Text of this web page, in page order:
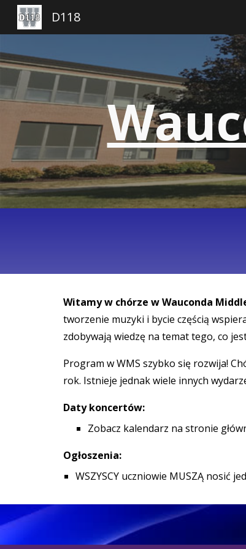
D118
Witamy w chórze w Wauconda
tworzenie muzyki i bycie częścią
zdobywają wiedzę na temat tego, co
Program w WMS szybko się rozwija!
rok. Istnieje jednak wiele innych
Daty koncertów:
Zobacz kalendarz na stronie
Ogłoszenia:
WSZYSCY uczniowie MUSZĄ